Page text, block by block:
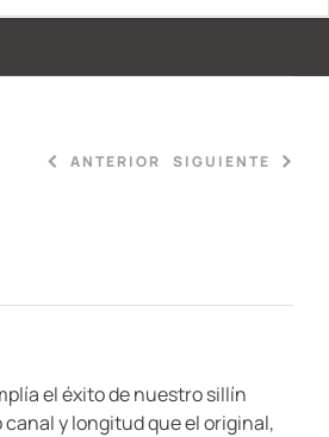
ANTERIOR SIGUIENTE
el éxito de nuestro sillín
y longitud que el original,